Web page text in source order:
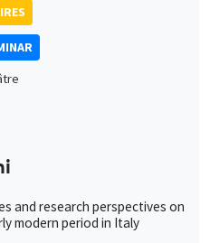
and research perspectives on
modern period in Italy